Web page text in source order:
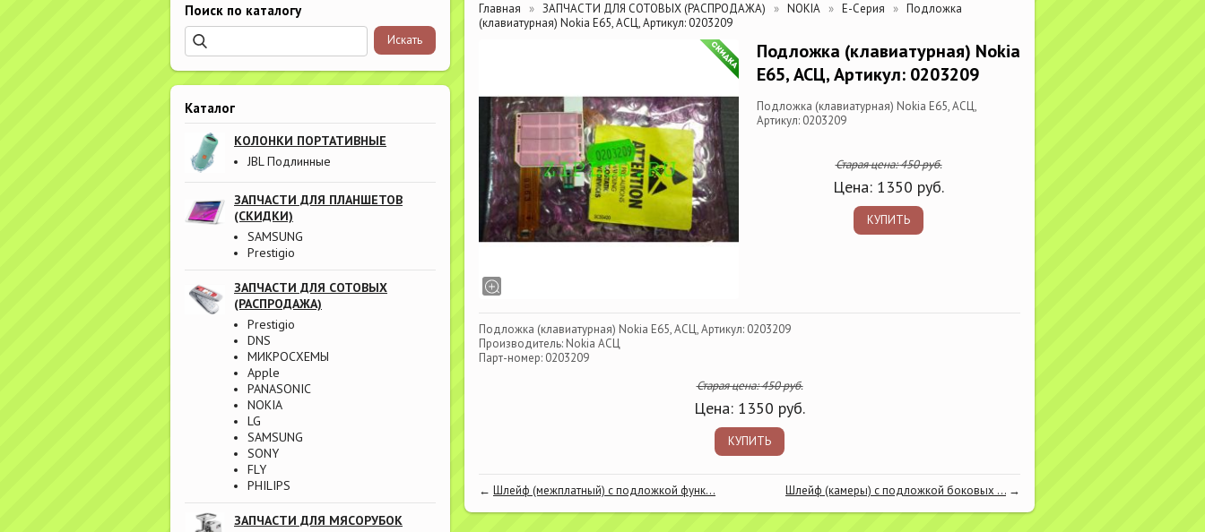
Поиск по каталогу
Каталог
КОЛОНКИ ПОРТАТИВНЫЕ
JBL Подлинные
ЗАПЧАСТИ ДЛЯ ПЛАНШЕТОВ
(СКИДКИ)
SAMSUNG
Prestigio
ЗАПЧАСТИ ДЛЯ СОТОВЫХ
(РАСПРОДАЖА)
Prestigio
DNS
МИКРОСХЕМЫ
Apple
PANASONIC
NOKIA
LG
SAMSUNG
SONY
FLY
PHILIPS
ЗАПЧАСТИ ДЛЯ МЯСОРУБОК
Главная ЗАПЧАСТИ ДЛЯ СОТОВЫХ (РАСПРОДАЖА) NOKIA E-Серия
Подложка
(клавиатурная) Nokia E65, АСЦ, Артикул: 0203209
Подложка (клавиатурная) Nokia
E65, АСЦ, Артикул: 0203209
Подложка (клавиатурная) Nokia E65, АСЦ,
Артикул: 0203209
Старая цена:450руб.
Цена: 1350 руб.
КУПИТЬ
Подложка (клавиатурная) Nokia E65, АСЦ, Артикул: 0203209
Производитель: Nokia АСЦ
Парт-номер: 0203209
Старая цена:450руб.
Цена: 1350 руб.
КУПИТЬ
← Шлейф (межплатный) с подложкой функ... Шлейф (камеры) с подложкой боковых ... →